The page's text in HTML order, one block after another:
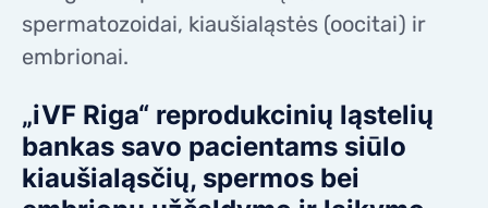
KONTAKTAI
KONTAKTAI
spermatozoidai, kiaušialąstės (oocitai) ir
embrionai.
„iVF Riga“ reprodukcinių ląstelių
bankas savo pacientams siūlo
kiaušialąsčių, spermos bei